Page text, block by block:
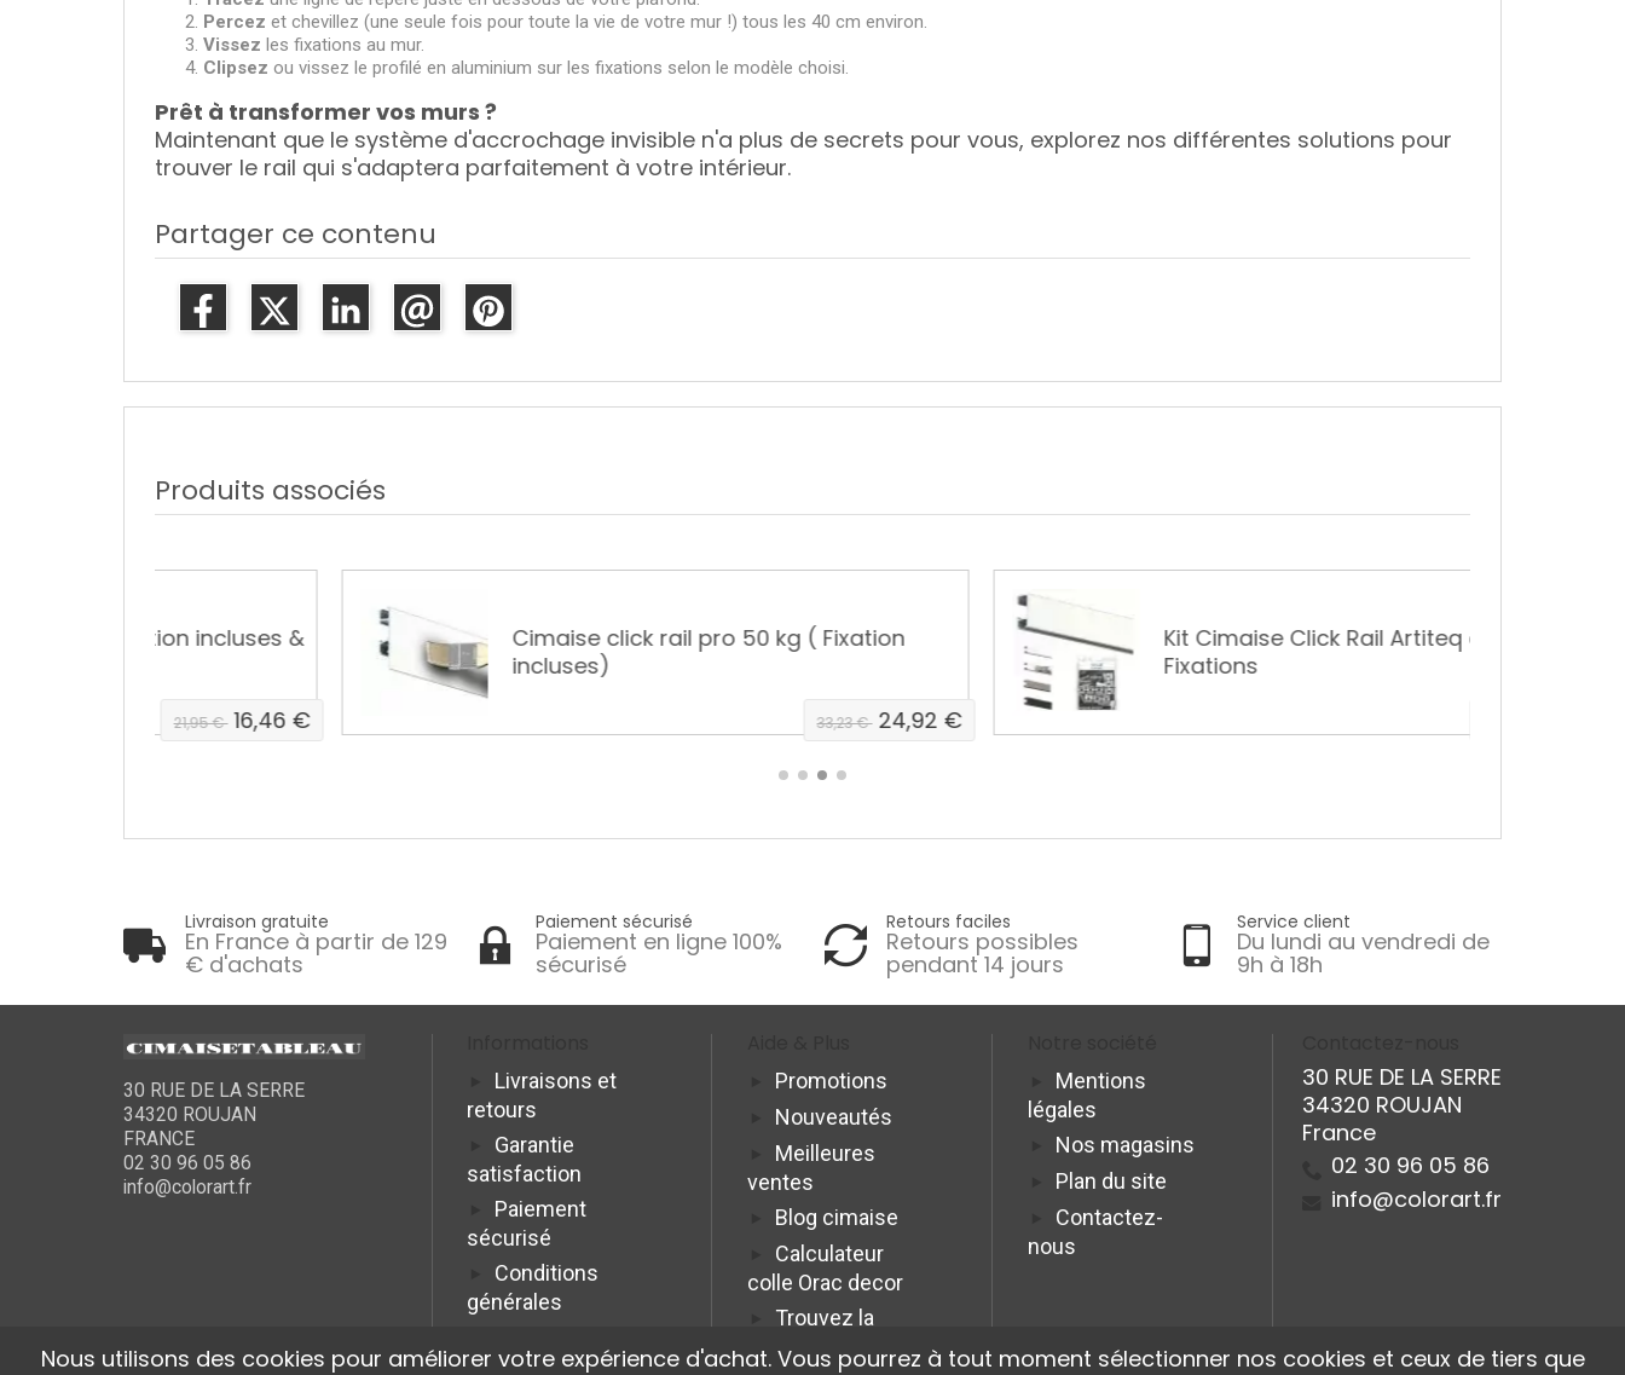
Percez et chevillez (une seule fois pour toute la vie de votre mur !) tous les 40 cm environ.
Vissez les fixations au mur.
Clipsez ou vissez le profilé en aluminium sur les fixations selon le modèle choisi.
Prêt à transformer vos murs ?
Maintenant que le système d'accrochage invisible n'a plus de secrets pour vous, explorez nos différentes solutions pour
trouver le rail qui s'adaptera parfaitement à votre intérieur.
Partager ce contenu
Produits associés
Cimaise click rail pro 50 kg ( Fixation
incluses)
Kit Cimaise Click Rail Artiteq avec
Fixations
Livraison gratuite
En France à partir de 129
€ d'achats
Paiement sécurisé
Paiement en ligne 100%
sécurisé
Retours faciles
Retours possibles
pendant 14 jours
Service client
Du lundi au vendredi de
9h à 18h
30 RUE DE LA SERRE
34320 ROUJAN
FRANCE
02 30 96 05 86
info@colorart.fr
Livraisons et
retours
Garantie
satisfaction
Paiement
sécurisé
Conditions
générales
Promotions
Nouveautés
Meilleures
ventes
Blog cimaise
Calculateur
colle Orac decor
Trouvez la
cimaise idéale
Mentions
légales
Nos magasins
Plan du site
Contactez-
nous
30 RUE DE LA SERRE
34320 ROUJAN
France
02 30 96 05 86
info@colorart.fr
Nous utilisons des cookies pour améliorer votre expérience d'achat. Vous pourrez à tout moment sélectionner nos cookies et ceux de tiers que